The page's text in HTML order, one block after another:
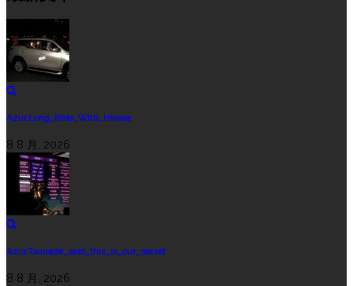
Azur.Long_Ride_With_Hinata
8 8 月, 2026
Azur.Tsunade_said_this_is_our_secret
8 8 月, 2026